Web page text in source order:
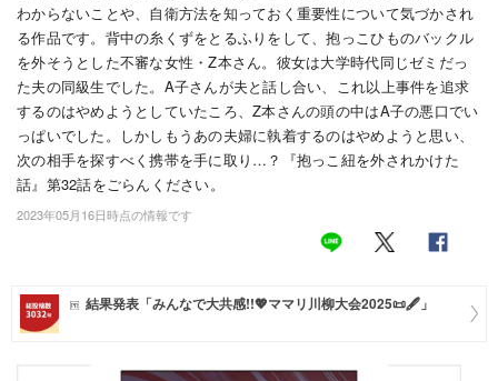
子育て・家族
病院
美容・ファッション
お仕事
住まい
トレンド・イベント
わからないことや、自衛方法を知っておく重要性について気づかされ
る作品です。背中の糸くずをとるふりをして、抱っこひものバックル
を外そうとした不審な女性・Z本さん。彼女は大学時代同じゼミだっ
た夫の同級生でした。A子さんが夫と話し合い、これ以上事件を追求
するのはやめようとしていたころ、Z本さんの頭の中はA子の悪口でい
っぱいでした。しかしもうあの夫婦に執着するのはやめようと思い、
次の相手を探すべく携帯を手に取り…？『抱っこ紐を外されかけた
話』第32話をごらんください。
2023年05月16日時点の情報です
結果発表「みんなで大共感!!💖ママリ川柳大会2025📜🖋️」